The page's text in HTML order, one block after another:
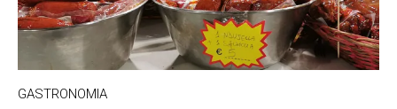
GASTRONOMIA